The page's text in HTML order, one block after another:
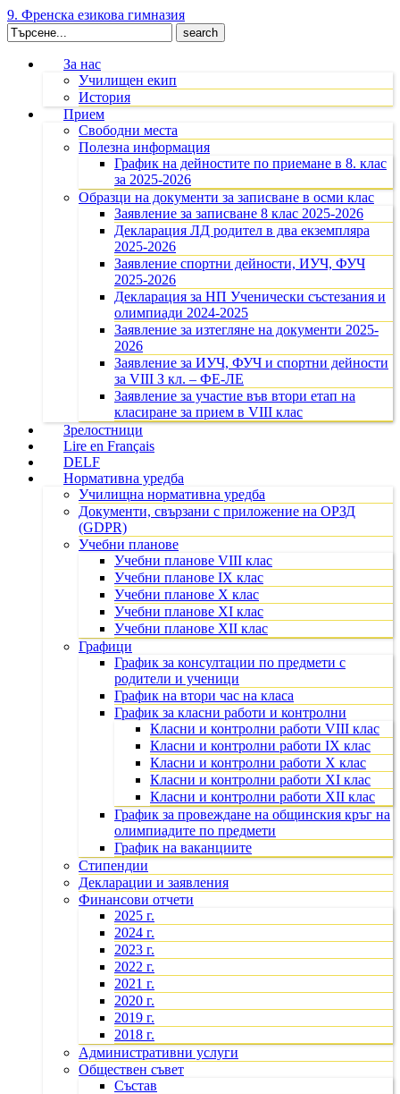
9. Френска езикова гимназия
Search
for:
За нас
Училищен екип
История
Прием
Свободни места
Полезна информация
График на дейностите по приемане в 8. клас
за 2025-2026
Образци на документи за записване в осми клас
Заявление за записване 8 клас 2025-2026
Декларация ЛД родител в два екземпляра
2025-2026
Заявление спортни дейности, ИУЧ, ФУЧ
2025-2026
Декларация за НП Ученически състезания и
олимпиади 2024-2025
Заявление за изтегляне на документи 2025-
2026
Заявление за ИУЧ, ФУЧ и спортни дейности
за VIII З кл. – ФЕ-ЛЕ
Заявление за участие във втори етап на
класиране за прием в VIII клас
Зрелостници
Lire en Français
DELF
Нормативна уредба
Училищна нормативна уредба
Документи, свързани с приложение на ОРЗД
(GDPR)
Учебни планове
Учебни планове VIII клас
Учебни планове IX клас
Учебни планове X клас
Учебни планове XI клас
Учебни планове XII клас
Графици
График за консултации по предмети с
родители и ученици
График на втори час на класа
График за класни работи и контролни
Класни и контролни работи VIII клас
Класни и контролни работи IX клас
Класни и контролни работи X клас
Класни и контролни работи XI клас
Класни и контролни работи XII клас
График за провеждане на общинския кръг на
олимпиадите по предмети
График на ваканциите
Стипендии
Декларации и заявления
Финансови отчети
2025 г.
2024 г.
2023 г.
2022 г.
2021 г.
2020 г.
2019 г.
2018 г.
Административни услуги
Обществен съвет
Състав